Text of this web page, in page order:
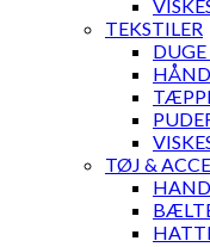
TEKSTILER
DUGE
TØJ &